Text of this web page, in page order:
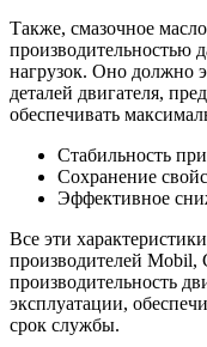
Также, смазочное
производительностью
нагрузок. Оно должно
деталей двигателя,
обеспечивать
Стабильность
Сохранение
Эффективное
Все эти
производителей Mobil,
производительность
эксплуатации,
срок службы.